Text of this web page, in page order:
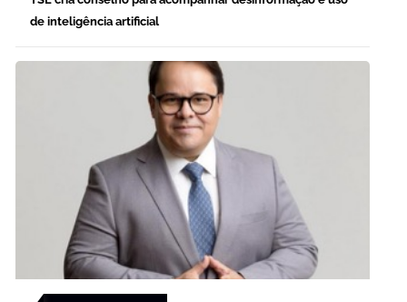
de inteligência artificial